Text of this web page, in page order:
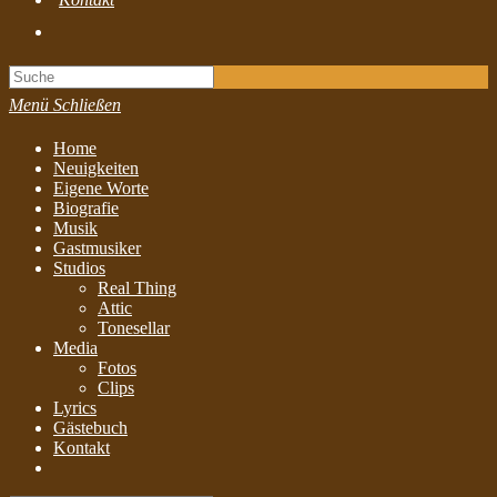
website
search
Menü Schließen
Home
Neuigkeiten
Eigene Worte
Biografie
Musik
Gastmusiker
Studios
Real Thing
Attic
Tonesellar
Media
Fotos
Clips
Lyrics
Gästebuch
Kontakt